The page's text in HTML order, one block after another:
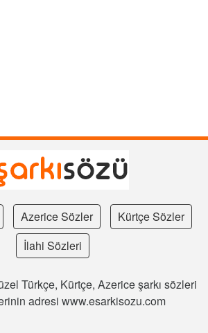
Azerice Sözler
Kürtçe Sözler
İlahi Sözleri
Türkçe, Kürtçe, Azerice şarkı sözleri
adresi www.esarkisozu.com